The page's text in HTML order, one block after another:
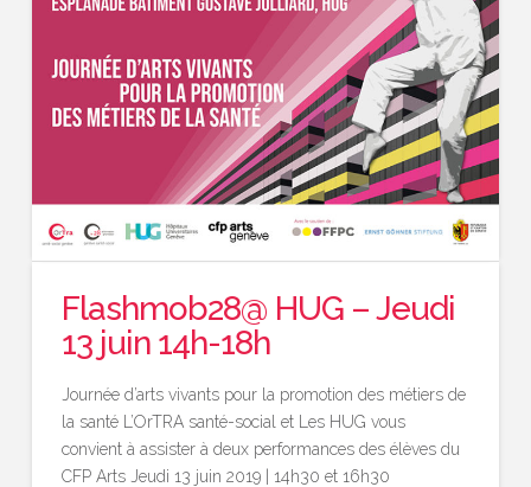
Flashmob28@ HUG – Jeudi
13 juin 14h-18h
Journée d’arts vivants pour la promotion des métiers de
la santé L’OrTRA santé-social et Les HUG vous
convient à assister à deux performances des élèves du
CFP Arts Jeudi 13 juin 2019 | 14h30 et 16h30